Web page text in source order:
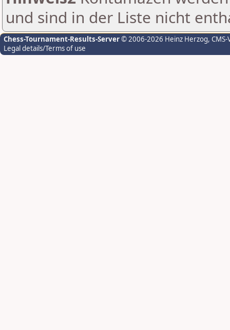
und sind in der Liste nicht
Chess-Tournament-Results-Server© 2006-2026 Heinz Herzog,
Legal details/Terms of use